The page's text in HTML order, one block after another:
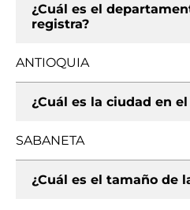
¿Cuál es el
registra?
ANTIOQUIA
¿Cuál es la ciudad en
SABANETA
¿Cuál es el tamaño de